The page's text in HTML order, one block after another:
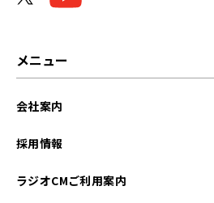
メニュー
会社案内
採用情報
ラジオCMご利用案内